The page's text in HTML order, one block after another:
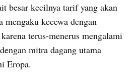
besar kecilnya tarif yang akan
kecewa dengan
terus-menerus mengalami
mitra dagang utama
Eropa.